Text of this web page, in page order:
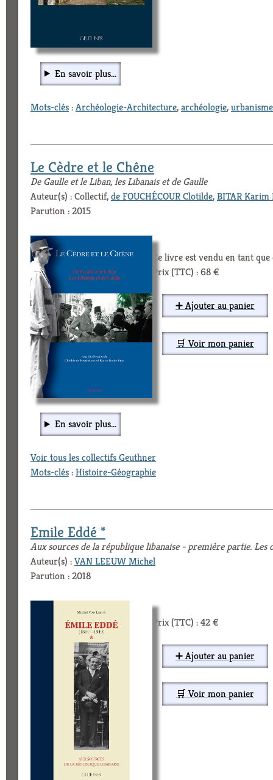
En savoir plus...
Mots-clés:Archéologie-Architecture,archéologie,urbanisme
Le Cèdre et le Chêne
De Gaulle et le Liban, les Libanais et de Gaulle
Auteur(s) : Collectif,de FOUCHÉCOUR Clotilde,BITAR Karim
Parution : 2015
Ce livre est vendu en tant
Prix (TTC) : 68 €
➕ Ajouter au panier
🛒 Voir mon panier
En savoir plus...
Voir tous les collectifs Geuthner
Mots-clés:Histoire-Géographie
Emile Eddé *
Aux sources de la république libanaise - première partie. Les
Auteur(s) :VAN LEEUW Michel
Parution : 2018
Prix (TTC) : 42 €
➕ Ajouter au panier
🛒 Voir mon panier